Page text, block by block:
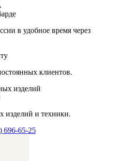
в удобное время через
клиентов.
изделий и техники.
696-65-25